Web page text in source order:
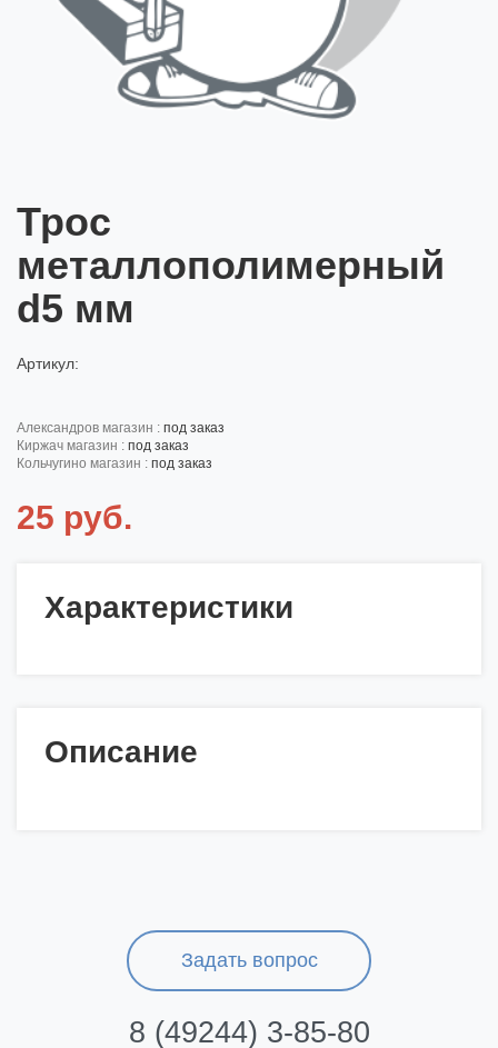
Трос
металлополимерный
d5 мм
Артикул:
александров магазин : под заказ
киржач магазин : под заказ
кольчугино магазин : под заказ
25 руб.
Характеристики
Описание
Задать вопрос
8 (49244) 3-85-80